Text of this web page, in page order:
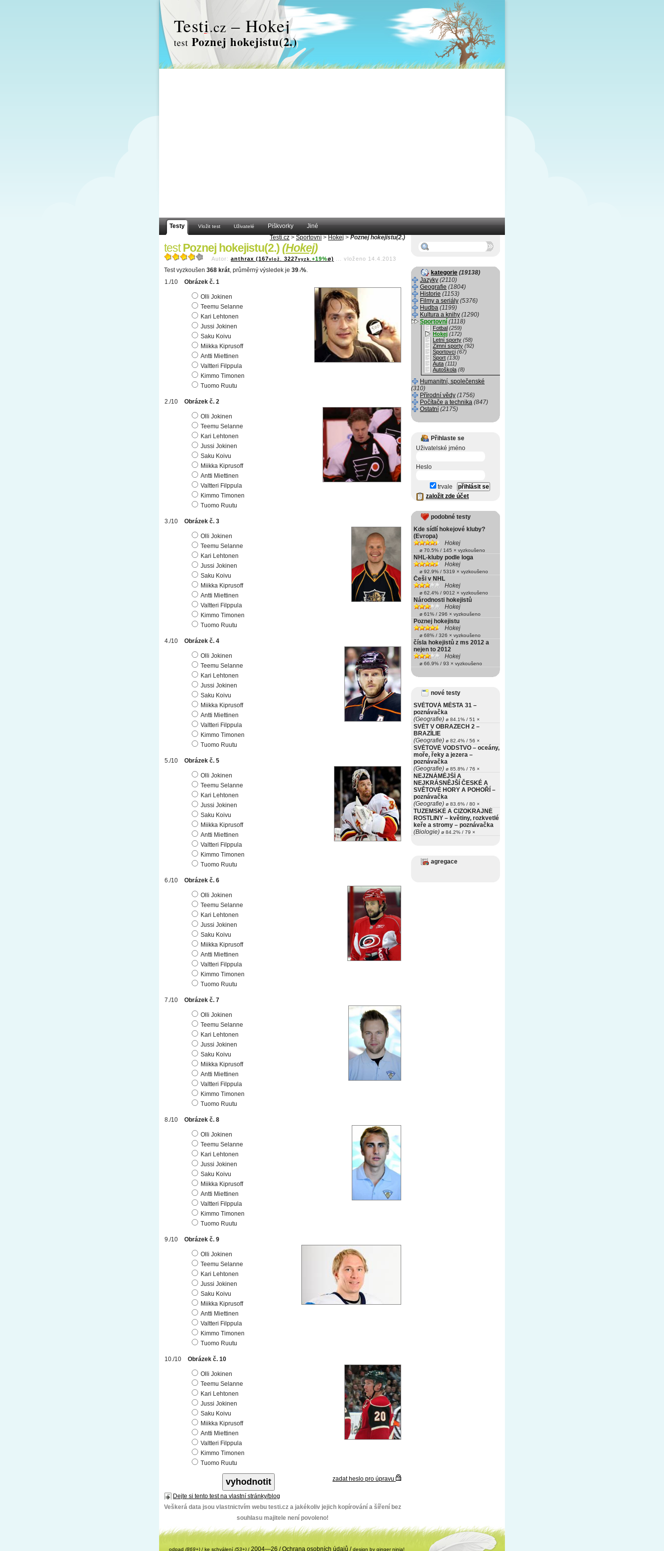
Testi.cz – Hokej
test Poznej hokejistu(2.)
Testy Vložit test Uživatelé Piškvorky
Jiné
Testi.cz > Sportovní > Hokej > Poznej hokejistu(2.)
testPoznej hokejistu(2.)(Hokej)
Autor: anthrax (167vlož. 3227vyzk. +19%ø) vloženo 14.4.2013
Test vyzkoušen 368 krát, průměrný výsledek je 39 .7%.
Obrázek č. 1
Olli Jokinen
Teemu Selanne
Kari Lehtonen
Jussi Jokinen
Saku Koivu
Miikka Kiprusoff
Antti Miettinen
Valtteri Filppula
Kimmo Timonen
Tuomo Ruutu
Obrázek č. 2
Olli Jokinen
Teemu Selanne
Kari Lehtonen
Jussi Jokinen
Saku Koivu
Miikka Kiprusoff
Antti Miettinen
Valtteri Filppula
Kimmo Timonen
Tuomo Ruutu
Obrázek č. 3
Olli Jokinen
Teemu Selanne
Kari Lehtonen
Jussi Jokinen
Saku Koivu
Miikka Kiprusoff
Antti Miettinen
Valtteri Filppula
Kimmo Timonen
Tuomo Ruutu
Obrázek č. 4
Olli Jokinen
Teemu Selanne
Kari Lehtonen
Jussi Jokinen
Saku Koivu
Miikka Kiprusoff
Antti Miettinen
Valtteri Filppula
Kimmo Timonen
Tuomo Ruutu
Obrázek č. 5
Olli Jokinen
Teemu Selanne
Kari Lehtonen
Jussi Jokinen
Saku Koivu
Miikka Kiprusoff
Antti Miettinen
Valtteri Filppula
Kimmo Timonen
Tuomo Ruutu
Obrázek č. 6
Olli Jokinen
Teemu Selanne
Kari Lehtonen
Jussi Jokinen
Saku Koivu
Miikka Kiprusoff
Antti Miettinen
Valtteri Filppula
Kimmo Timonen
Tuomo Ruutu
Obrázek č. 7
Olli Jokinen
Teemu Selanne
Kari Lehtonen
Jussi Jokinen
Saku Koivu
Miikka Kiprusoff
Antti Miettinen
Valtteri Filppula
Kimmo Timonen
Tuomo Ruutu
Obrázek č. 8
Olli Jokinen
Teemu Selanne
Kari Lehtonen
Jussi Jokinen
Saku Koivu
Miikka Kiprusoff
Antti Miettinen
Valtteri Filppula
Kimmo Timonen
Tuomo Ruutu
Obrázek č. 9
Olli Jokinen
Teemu Selanne
Kari Lehtonen
Jussi Jokinen
Saku Koivu
Miikka Kiprusoff
Antti Miettinen
Valtteri Filppula
Kimmo Timonen
Tuomo Ruutu
Obrázek č. 10
Olli Jokinen
Teemu Selanne
Kari Lehtonen
Jussi Jokinen
Saku Koivu
Miikka Kiprusoff
Antti Miettinen
Valtteri Filppula
Kimmo Timonen
Tuomo Ruutu
zadat heslo pro úpravu
Dejte si tento test na vlastní stránky/blog
Veškerá data jsou vlastnictvím webu testi.cz a jakékoliv jejich kopírování a šíření bez
souhlasu majitele není povoleno!
kategorie (19138)
Jazyky (2110)
Geografie (1804)
Historie (1153)
Filmy a seriály (5376)
Hudba (1199)
Kultura a knihy (1290)
Sportovní (1118)
Fotbal (259)
Hokej (172)
Letní sporty (58)
Zimní sporty (92)
Sportovci (67)
Sport (130)
Auta (111)
Autoškola (8)
Humanitní, společenské
(310)
Přírodní vědy (1756)
Počítače a technika (847)
Ostatní (2175)
Přihlaste se
Uživatelské jméno
Heslo
trvale
založit zde účet
podobné testy
Kde sídlí hokejové kluby?
(Evropa)
Hokej
ø 70.5% / 145 × vyzkoušeno
NHL-kluby podle loga
Hokej
ø 92.9% / 5319 × vyzkoušeno
Češi v NHL
Hokej
ø 62.4% / 9012 × vyzkoušeno
Národnosti hokejistů
Hokej
ø 61% / 296 × vyzkoušeno
Poznej hokejistu
Hokej
ø 68% / 326 × vyzkoušeno
čísla hokejistů z ms 2012 a
nejen to 2012
Hokej
ø 66.9% / 93 × vyzkoušeno
nové testy
SVĚTOVÁ MĚSTA 31 –
poznávačka
(Geografie) ø 84.1% / 51 ×
SVĚT V OBRAZECH 2 –
BRAZÍLIE
(Geografie) ø 82.4% / 56 ×
SVĚTOVÉ VODSTVO – oceány,
moře, řeky a jezera –
poznávačka
(Geografie) ø 85.8% / 76 ×
NEJZNÁMĚJŠÍ A
NEJKRÁSNĚJŠÍ ČESKÉ A
SVĚTOVÉ HORY A POHOŘÍ –
poznávačka
(Geografie) ø 83.6% / 80 ×
TUZEMSKÉ A CIZOKRAJNÉ
ROSTLINY – květiny, rozkvetlé
keře a stromy – poznávačka
(Biologie) ø 84.2% / 79 ×
agregace
odpad (869+) / ke schválení (53+) / 2004—26 /Ochrana osobních údajů /design by ginger ninja!